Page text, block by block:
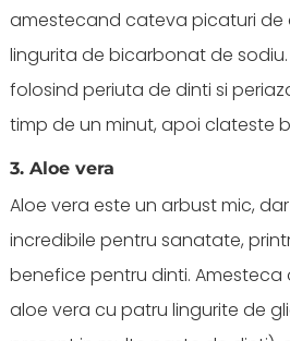
amestecand cateva picaturi
lingurita de bicarbonat de
folosind periuta de dinti si
timp de un minut, apoi clateste
3. Aloe vera
Aloe vera este un arbust mic,
incredibile pentru sanatate,
benefice pentru dinti. Amesteca
aloe vera cu patru lingurite de